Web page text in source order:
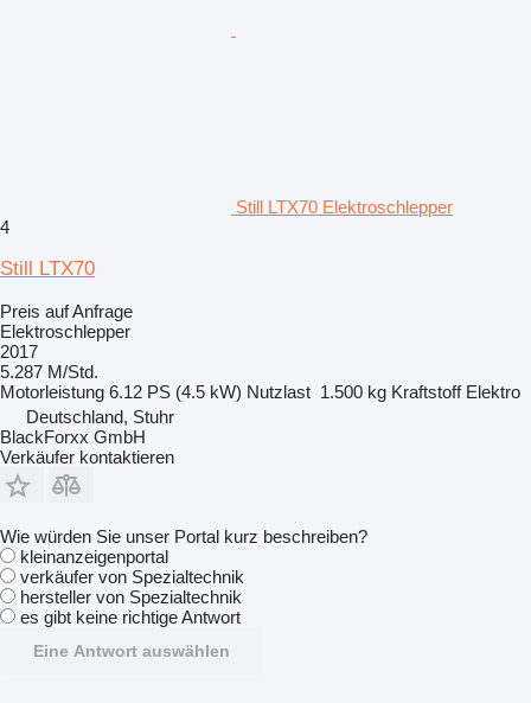
Still LTX70 Elektroschlepper
4
Still LTX70
Preis auf Anfrage
Elektroschlepper
2017
5.287 M/Std.
Motorleistung 6.12 PS (4.5 kW) Nutzlast 1.500 kg Kraftstoff Elektro
Deutschland, Stuhr
BlackForxx GmbH
Verkäufer kontaktieren
Wie würden Sie unser Portal kurz beschreiben?
kleinanzeigenportal
verkäufer von Spezialtechnik
hersteller von Spezialtechnik
es gibt keine richtige Antwort
Eine Antwort auswählen